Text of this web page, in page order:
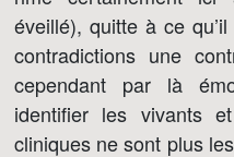
éveillé), quitte à ce
contradictions une
cependant par là
identifier les vivants
cliniques ne sont plus